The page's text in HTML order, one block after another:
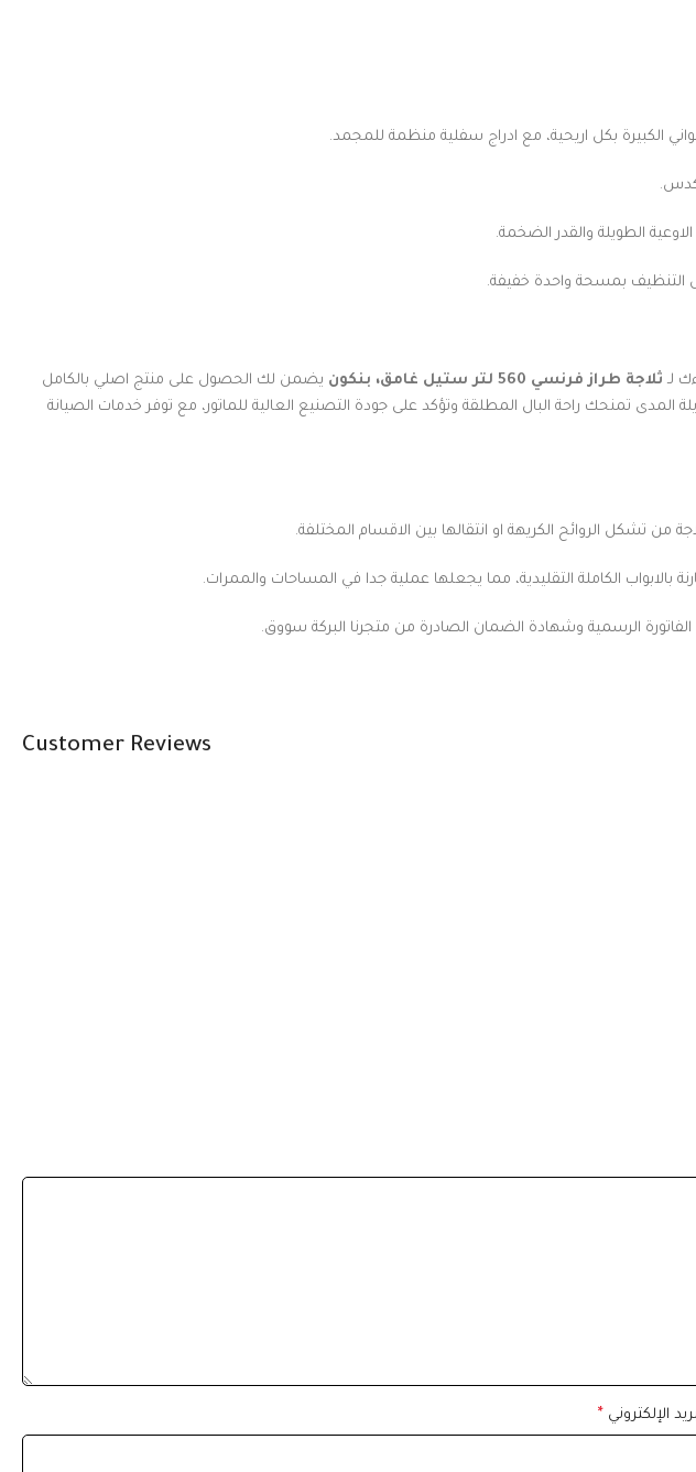
الكبيرة بكل اريحية، مع ادراج سفلية منظمة للمجمد.
الطويلة والقدر الضخمة.
التنظيف بمسحة واحدة خفيفة.
لـ ثلاجة طراز فرنسي 560 لتر ستيل غامق، بنكون
يضمن لك الحصول على منتج اصلي بالكامل
المدى تمنحك راحة البال المطلقة وتؤكد على جودة التصنيع العالية للماتور، مع توفر خدمات الصيانة
تشكل الروائح الكريهة او انتقالها بين الاقسام المختلفة.
الكاملة التقليدية، مما يجعلها عملية جدا في المساحات والممرات.
Customer Reviews
الإلكتروني *